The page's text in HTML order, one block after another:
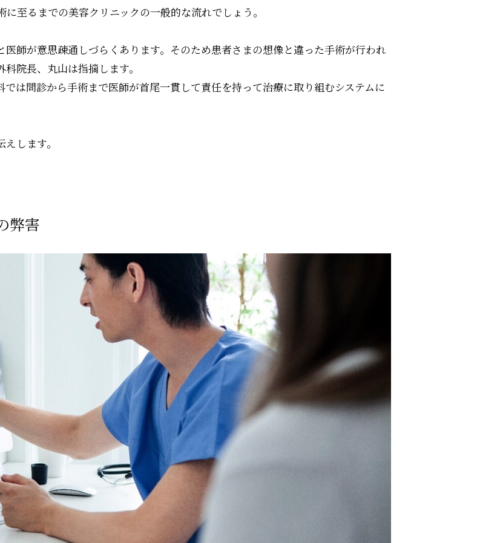
至るまでの美容クリニックの一般的な流れでしょう。
師が意思疎通しづらくあります。そのため患者さまの想像と違った手術が行われ
院長、丸山は指摘します。
は問診から手術まで医師が首尾一貫して責任を持って治療に取り組むシステムに
します。
弊害